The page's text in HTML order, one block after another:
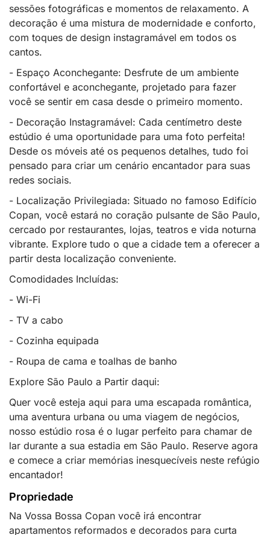
sessões fotográficas e momentos de relaxamento. A
decoração é uma mistura de modernidade e conforto,
com toques de design instagramável em todos os
cantos.
- Espaço Aconchegante: Desfrute de um ambiente
confortável e aconchegante, projetado para fazer
você se sentir em casa desde o primeiro momento.
- Decoração Instagramável: Cada centímetro deste
estúdio é uma oportunidade para uma foto perfeita!
Desde os móveis até os pequenos detalhes, tudo foi
pensado para criar um cenário encantador para suas
redes sociais.
- Localização Privilegiada: Situado no famoso Edifício
Copan, você estará no coração pulsante de São Paulo,
cercado por restaurantes, lojas, teatros e vida noturna
vibrante. Explore tudo o que a cidade tem a oferecer a
partir desta localização conveniente.
Comodidades Incluídas:
- Wi-Fi
- TV a cabo
- Cozinha equipada
- Roupa de cama e toalhas de banho
Explore São Paulo a Partir daqui:
Quer você esteja aqui para uma escapada romântica,
uma aventura urbana ou uma viagem de negócios,
nosso estúdio rosa é o lugar perfeito para chamar de
lar durante a sua estadia em São Paulo. Reserve agora
e comece a criar memórias inesquecíveis neste refúgio
encantador!
Propriedade
Na Vossa Bossa Copan você irá encontrar
apartamentos reformados e decorados para curta